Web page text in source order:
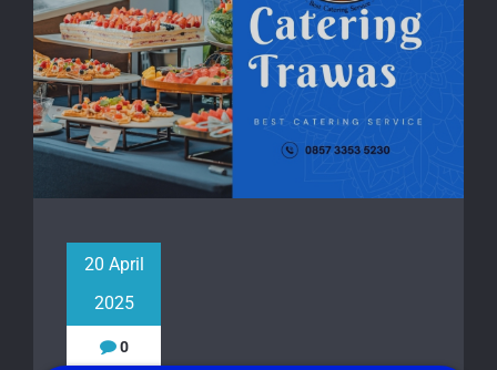
20 April
2025
0